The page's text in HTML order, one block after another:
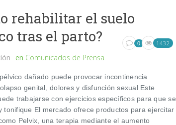
rehabilitar el suelo
tras el parto?
en Comunicados de Prensa
0 1432
dañado puede provocar incontinencia
genital, dolores y disfunción sexual Este
trabajarse con ejercicios específicos para que se
tonifique El mercado ofrece productos para ejercitar
Pelvix, una terapia mediante el aumento